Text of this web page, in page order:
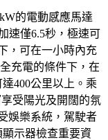
的電動感應馬達
速僅6.5秒，極速可
，可在一小時內充
充電的條件下，在
400公里以上。乘
受陽光及開闊的氛
娛樂系統，駕駛者
示器檢查重要資